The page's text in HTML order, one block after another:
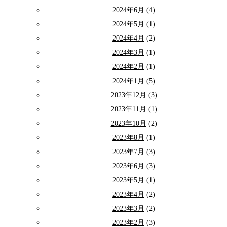
2024年6月 (4)
2024年5月 (1)
2024年4月 (2)
2024年3月 (1)
2024年2月 (1)
2024年1月 (5)
2023年12月 (3)
2023年11月 (1)
2023年10月 (2)
2023年8月 (1)
2023年7月 (3)
2023年6月 (3)
2023年5月 (1)
2023年4月 (2)
2023年3月 (2)
2023年2月 (3)